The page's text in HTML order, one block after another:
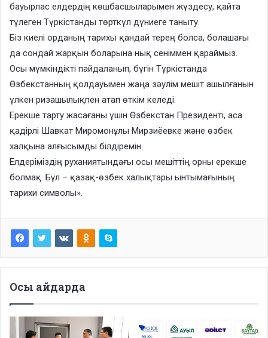
бауырлас елдердің көшбасшыларымен жүздесу, қайта
түлеген Түркістанды төрткүл дүниеге таныту.
Біз киелі орданың тарихы қандай терең болса, болашағы
да сондай жарқын боларына нық сеніммен қараймыз.
Осы мүмкіндікті пайдаланып, бүгін Түркістанда
Өзбекстанның қолдауымен жаңа зәулім мешіт ашылғанын
үлкен ризашылықпен атап өткім келеді.
Ерекше тарту жасағаны үшін Өзбекстан Президенті, аса
қадірлі Шавкат Миромонұлы Мирзиёевке және өзбек
халқына алғысымды білдіремін.
Елдеріміздің руханиятындағы осы мешіттің орны ерекше
болмақ. Бұл – қазақ-өзбек халықтары ынтымағының
тарихи символы».
Осы айдарда